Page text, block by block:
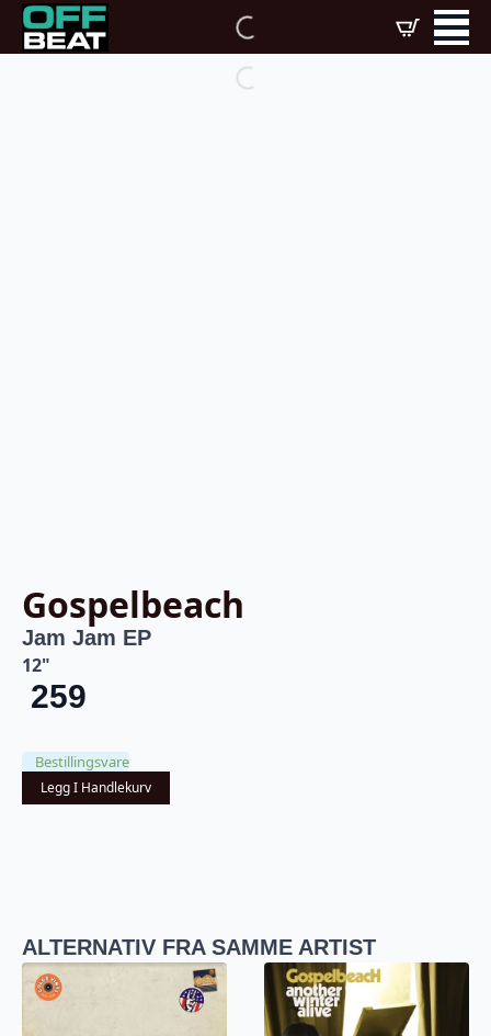
Gospelbeach
Jam Jam EP
12"
259
Bestillingsvare
Legg I Handlekurv
ALTERNATIV FRA SAMME ARTIST